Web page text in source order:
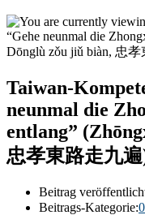
Taiwan-
neunmal die
entlang”
忠孝東路走九
Beitrag
Beitrags-Kategorie: